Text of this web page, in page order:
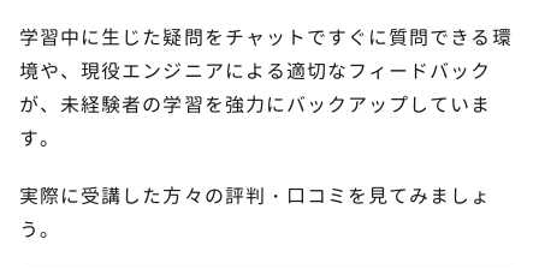
学習中に生じた疑問をチャットですぐに質問できる環
境や、現役エンジニアによる適切なフィードバック
が、未経験者の学習を強力にバックアップしていま
す。
実際に受講した方々の評判・口コミを見てみましょ
う。